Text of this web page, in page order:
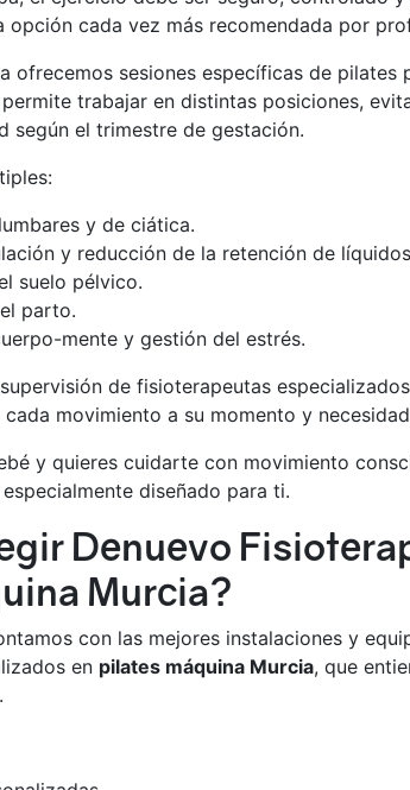
opción cada vez más recomendada por
ofrecemos sesiones específicas de pilates
trabajar en distintas posiciones,
según el trimestre de gestación.
y de ciática.
y reducción de la retención de
suelo pélvico.
parto.
mente y gestión del estrés.
de fisioterapeutas
movimiento a su momento y
y quieres cuidarte con movimiento
especialmente diseñado para ti.
Denuevo
Murcia?
con las mejores instalaciones y
en pilates máquina Murcia, que